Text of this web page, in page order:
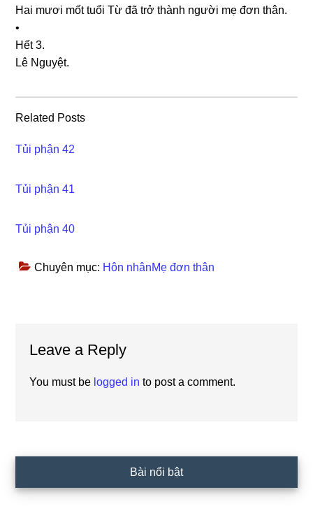
Hai mươi mốt tuổi Từ đã trở thành người mẹ đơn thân.
•
Hết 3.
Lê Nguyệt.
Related Posts
Tủi phận 42
Tủi phận 41
Tủi phận 40
Chuyên mục: Hôn nhânMẹ đơn thân
Interactions
Leave a Reply
You must be logged in to post a comment.
Sidebar
Bài nổi bật